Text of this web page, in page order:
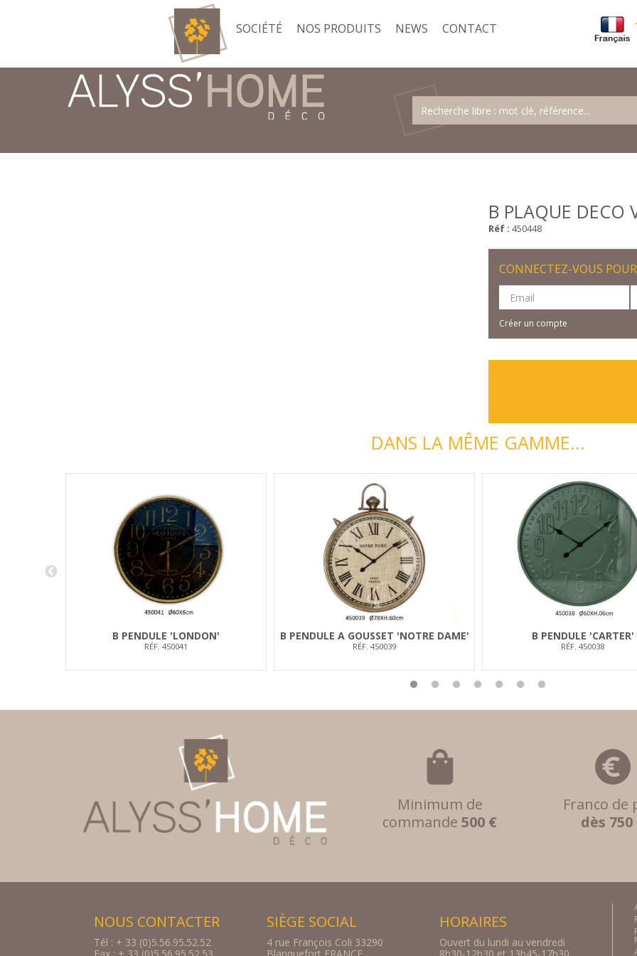
SOCIÉTÉ NOS PRODUITS NEWS CONTACT
B PLAQUE DECO
Réf : 450448
CONNECTEZ-VOUS
Créer un compte
DANS LA MÊME GAMME...
B PENDULE 'LONDON'
RÉF. 450041
B PENDULE A GOUSSET 'NOTRE DAME'
RÉF. 450039
B PENDULE 'CARTER'
RÉF. 450038
Minimum de
commande500 €
Franco de
dès 750
NOUS CONTACTER
Tél : + 33 (0)5.56.95.52.52
SIÈGE SOCIAL
4 rue François Coli 33290
HORAIRES
Ouvert du lundi au vendredi